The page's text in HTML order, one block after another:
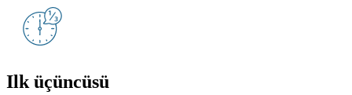
Ilk üçüncüsü